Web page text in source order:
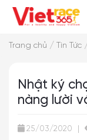
Trang chủ / Tin Tức
Nhật ký
nàng lười
25/03/2020